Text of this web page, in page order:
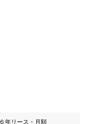
６年リース・月額